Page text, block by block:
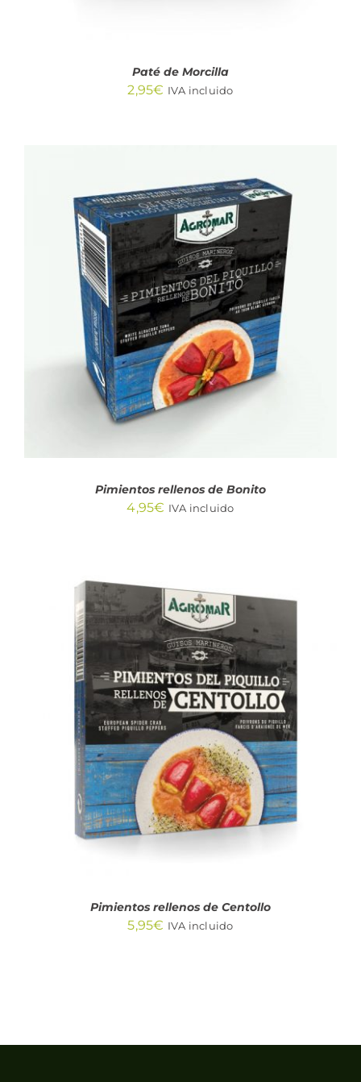
Paté de Morcilla
2,95€ IVA incluido
AÑADIR AL CARRITO
/
DETALLES
Pimientos rellenos de Bonito
4,95€ IVA incluido
AÑADIR AL CARRITO
/
DETALLES
Pimientos rellenos de Centollo
5,95€ IVA incluido